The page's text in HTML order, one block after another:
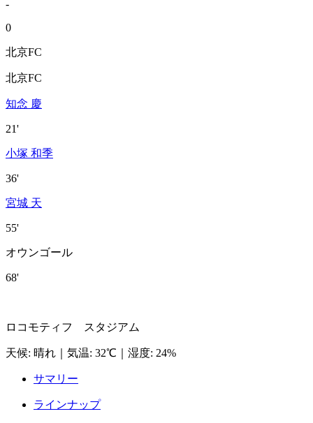
-
0
北京FC
北京FC
知念 慶
21'
小塚 和季
36'
宮城 天
55'
オウンゴール
68'
ロコモティフ スタジアム
天候: 晴れ 気温: 32℃ 湿度: 24%
サマリー
ラインナップ